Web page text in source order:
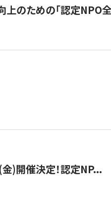
のための「認定NPO全
)開催決定！認定NP...